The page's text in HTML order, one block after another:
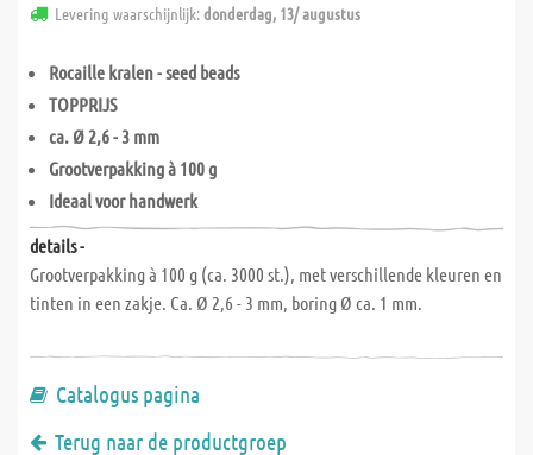
Levering waarschijnlijk:donderdag, 13/ augustus
Rocaille kralen - seed beads
TOPPRIJS
ca. Ø 2,6 - 3 mm
Grootverpakking à 100 g
Ideaal voor handwerk
details -
Grootverpakking à 100 g (ca. 3000 st.), met verschillende kleuren en
tinten in een zakje. Ca. Ø 2,6 - 3 mm, boring Ø ca. 1 mm.
Catalogus pagina
Terug naar de productgroep